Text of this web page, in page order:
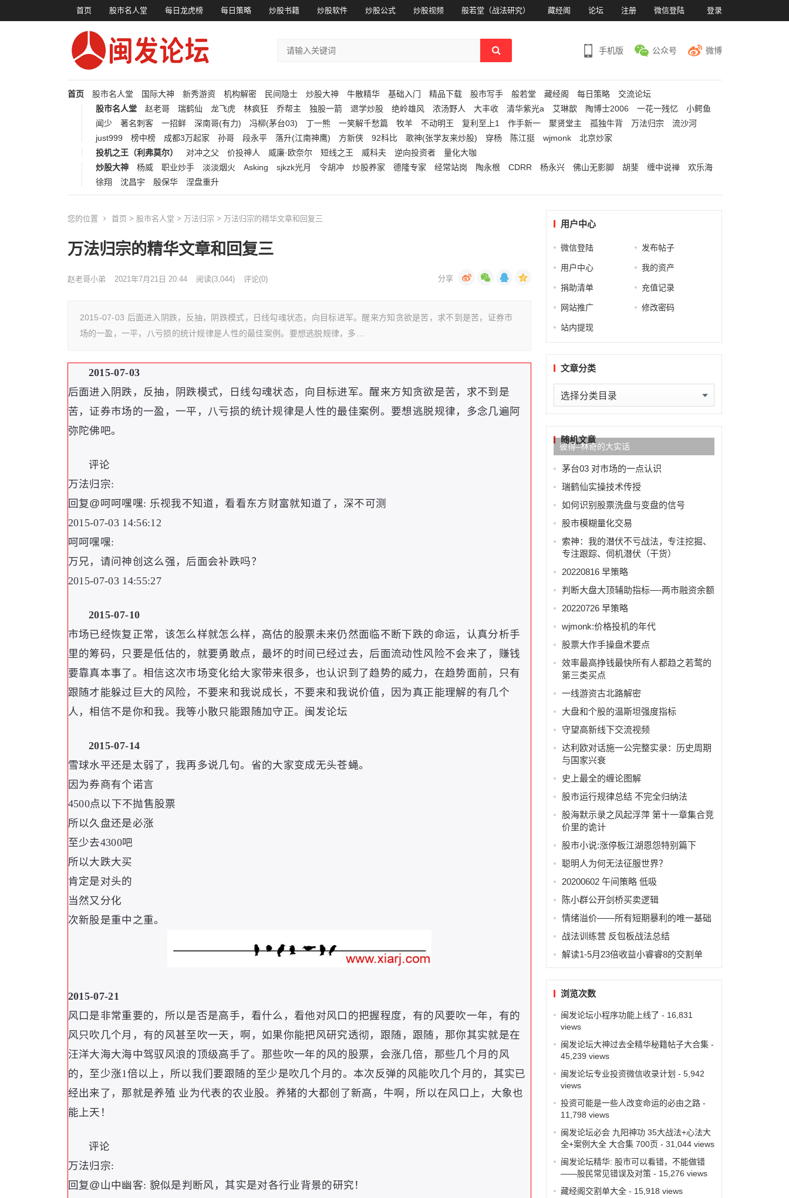
首页 股市名人堂 每日龙虎榜 每日策略 炒股书籍 炒股软件 炒股公式 炒股视频 般若堂（战法研究） 藏经阁 论坛 注册 微信登陆 登录
手机版 公众号 微博
首页 股市名人堂 国际大神 新秀游资 机构解密 民间隐士 炒股大神 牛散精华 基础入门 精品下载 股市写手 般若堂 藏经阁 每日策略
交流论坛
股市名人堂
赵老哥 瑞鹤仙 龙飞虎 林疯狂 乔帮主 独股一箭 退学炒股 绝岭雄风 浓汤野人 大丰收 清华紫光a 艾琳歆 陶博士2006 一花一残忆
小鳄鱼
闻少
著名刺客 一招鲜 深南哥(有力) 冯柳(茅台03) 丁一熊 一笑解千愁篇 牧羊 不动明王 复利至上1 作手新一 聚贤堂主 孤独牛背 万法归宗
流沙河
just999
榜中榜 成都3万起家 孙哥 段永平 落升(江南神鹰) 方新侠 92科比 歌神(张学友来炒股) 穿杨 陈江挺 wjmonk
北京炒家
投机之王（利弗莫尔）
对冲之父 价投神人 威廉·欧奈尔 短线之王 威科夫 逆向投资者
量化大咖
炒股大神
杨威 职业炒手 淡淡烟火 Asking sjkzk光月 令胡冲 炒股养家 德隆专家 经常站岗 陶永根 CDRR 杨永兴 佛山无影脚 胡斐 缠中说禅
欢乐海
徐翔
沈昌宇 殷保华 涅盘重升
您的位置 首页 > 股市名人堂 > 万法归宗 > 万法归宗的精华文章和回复三
万法归宗的精华文章和回复三
赵老哥小弟 2021年7月21日 20:44 阅读(3,044) 评论(0)
2015-07-03 后面进入阴跌，反抽，阴跌模式，日线勾魂状态，向目标进军。醒来方知贪欲是苦，求不到是苦，证券市
场的一盈，一平，八亏损的统计规律是人性的最佳案例。要想逃脱规律，多…
2015-07-03
后面进入阴跌 ， 反抽 ， 阴跌模式 ， 日线勾魂状态 ， 向目标进军。 醒来方知贪欲是苦 ， 求不到是
苦 ，证券市场的一盈 ，一平 ， 八亏损的统计规律是人性的最佳案例 。 要想逃脱规律 ， 多念几遍阿
弥陀佛吧。
评论
万法归宗:
回复@呵呵嘿嘿: 乐视我不知道 ，看看东方财富就知道了 ， 深不可测
2015-07-03 14:56:12
呵呵嘿嘿:
万兄 ， 请问神创这么强 ， 后面会补跌吗？
2015-07-03 14:55:27
2015-07-10
市场已经恢复正常 ， 该怎么样就怎么样 ， 高估的股票未来仍然面临不断下跌的命运 ， 认真分析手
里的筹码 ， 只要是低估的 ， 就要勇敢点 ， 最坏的时间已经过去 ， 后面流动性风险不会来了 ， 赚钱
要靠真本事了。 相信这次市场变化给大家带来很多 ， 也认识到了趋势的威力 ， 在趋势面前 ，
只有
跟随才能躲过巨大的风险 ， 不要来和我说成长 ， 不要来和我说价值 ，
因为真正能理解的有几个
人 ，相信不是你和我。我等小散只能跟随加守正。 闽发论坛
2015-07-14
雪球水平还是太弱了 ，我再多说几句。 省的大家变成无头苍蝇。
因为券商有个诺言
4500点以下不抛售股票
所以久盘还是必涨
至少去4300吧
所以大跌大买
肯定是对头的
当然又分化
次新股是重中之重。
2015-07-21
风口是非常重要的 ， 所以是否是高手 ， 看什么 ， 看他对风口的把握程度 ， 有的风要吹一年 ， 有的
风只吹几个月 ， 有的风甚至吹一天 ， 啊 ， 如果你能把风研究透彻 ， 跟随 ， 跟随 ， 那你其实就是在
汪洋大海大海中驾驭风浪的顶级高手了。 那些吹一年的风的股票 ， 会涨几倍 ， 那些几个月的风
的 ， 至少涨1倍以上 ， 所以我们要跟随的至少是吹几个月的。 本次反弹的风能吹几个月的 ， 其实已
经出来了 ， 那就是养殖 业为代表的农业股。 养猪的大都创了新高 ， 牛啊 ， 所以在风口上 ， 大象也
能上天 ！
评论
万法归宗:
回复@山中幽客: 貌似是判断风 ， 其实是对各行业背景的研究 ！
用户中心
微信登陆 发布帖子
用户中心 我的资产
捐助清单 充值记录
网站推广 修改密码
站内提现
文章分类
文
章
类随机文章
彼得–林奇的大实话
茅台03 对市场的一点认识
瑞鹤仙实操技术传授
如何识别股票洗盘与变盘的信号
股市模糊量化交易
索神：我的潜伏不亏战法，专注挖掘、
专注跟踪、伺机潜伏（干货）
20220816 早策略
判断大盘大顶辅助指标—-两市融资余额
20220726 早策略
wjmonk:价格投机的年代
股票大作手操盘术要点
效率最高挣钱最快所有人都趋之若鹜的
第三类买点
一线游资古北路解密
大盘和个股的温斯坦强度指标
守望高新线下交流视频
达利欧对话施一公完整实录：历史周期
与国家兴衰
史上最全的缠论图解
股市运行规律总结 不完全归纳法
股海默示录之风起浮萍 第十一章集合竞
价里的诡计
股市小说:涨停板江湖恩怨特别篇下
聪明人为何无法征服世界？
20200602 午间策略 低吸
陈小群公开剑桥买卖逻辑
情绪溢价——所有短期暴利的唯一基础
战法训练营 反包板战法总结
解读1-5月23倍收益小睿睿8的交割单
浏览次数
闽发论坛小程序功能上线了 - 16,831
views
闽发论坛大神过去全精华秘籍帖子大合集-
45,239 views
闽发论坛专业投资微信收录计划 - 5,942
views
投资可能是一些人改变命运的必由之路-
11,798 views
闽发论坛必会 九阳神功 35大战法+心法大
全+案例大全 大合集 700页 - 31,044 views
闽发论坛精华: 股市可以看错，不能做错
——股民常见错误及对策- 15,276 views
藏经阁交割单大全- 15,918 views